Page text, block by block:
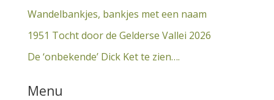
Wandelbankjes, bankjes met een naam
1951 Tocht door de Gelderse Vallei 2026
De ‘onbekende’ Dick Ket te zien….
Menu